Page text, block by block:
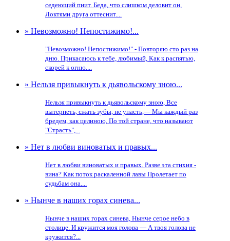
седеющий пиит. Беда, что слишком деловит он,
Локтями друга оттеснит....
» Невозможно! Непостижимо!...
"Невозможно! Непостижимо!" - Повторяю сто раз на
дню. Прикасаюсь к тебе, любимый, Как к распятью,
скорей к огню....
» Нельзя привыкнуть к дьявольскому зною...
Нельзя привыкнуть к дьявольскому зною, Все
вытерпеть, сжать зубы, не упасть,— Мы каждый раз
бредем, как целиною, По той стране, что называют
"Страсть",...
» Нет в любви виноватых и правых...
Нет в любви виноватых и правых. Разве эта стихия -
вина? Как поток раскаленной лавы Пролетает по
судьбам она....
» Нынче в наших горах синева...
Нынче в наших горах синева, Нынче серое небо в
столице. И кружится моя голова — А твоя голова не
кружится?...